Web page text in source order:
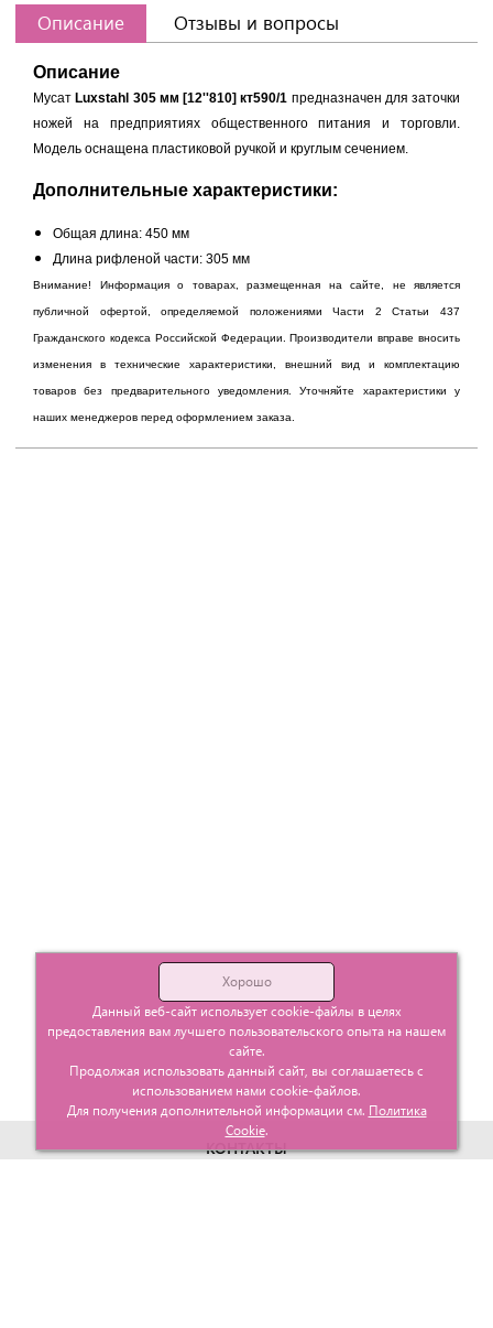
Описание Отзывы и вопросы
Описание
Мусат Luxstahl 305 мм [12''810] кт590/1 предназначен для заточки
ножей на предприятиях общественного питания и торговли.
Модель оснащена пластиковой ручкой и круглым сечением.
Дополнительные характеристики:
Общая длина: 450 мм
Длина рифленой части: 305 мм
Внимание! Информация о товарах, размещенная на сайте, не является
публичной офертой, определяемой положениями Части 2 Статьи 437
Гражданского кодекса Российской Федерации. Производители вправе вносить
изменения в технические характеристики, внешний вид и комплектацию
товаров без предварительного уведомления. Уточняйте характеристики у
наших менеджеров перед оформлением заказа.
КОНТАКТЫ
Хорошо
Данный веб-сайт использует cookie-файлы в целях
предоставления вам лучшего пользовательского опыта на нашем
сайте.
Продолжая использовать данный сайт, вы соглашаетесь с
использованием нами cookie-файлов.
Для получения дополнительной информации см. Политика
Cookie.